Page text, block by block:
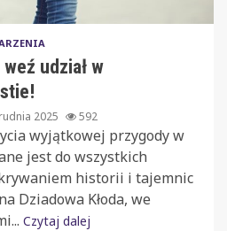
udział w
2025 592
wyjątkowej przygody w
jest do wszystkich
historii i tajemnic
Dziadowa Kłoda, we
Czytaj dalej